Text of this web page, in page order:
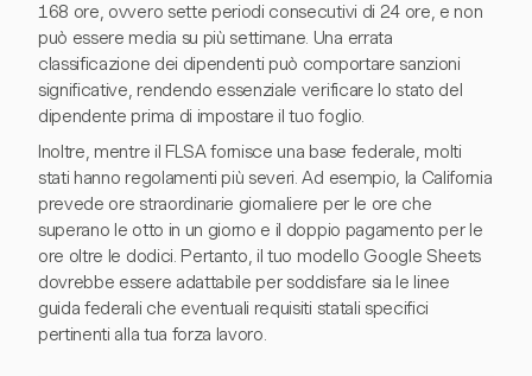
168 ore, ovvero sette periodi consecutivi di 24 ore, e non
può essere media su più settimane. Una errata
classificazione dei dipendenti può comportare sanzioni
significative, rendendo essenziale verificare lo stato del
dipendente prima di impostare il tuo foglio.
Inoltre, mentre il FLSA fornisce una base federale, molti
stati hanno regolamenti più severi. Ad esempio, la California
prevede ore straordinarie giornaliere per le ore che
superano le otto in un giorno e il doppio pagamento per le
ore oltre le dodici. Pertanto, il tuo modello Google Sheets
dovrebbe essere adattabile per soddisfare sia le linee
guida federali che eventuali requisiti statali specifici
pertinenti alla tua forza lavoro.